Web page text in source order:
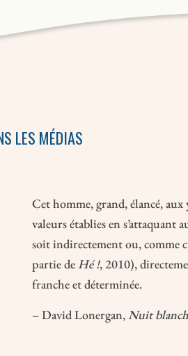
LES MÉDIAS
Cet homme, grand, élancé, aux
valeurs établies en s’attaquant
soit indirectement ou, comme
partie deHé !, 2010),
franche et déterminée.
– David Lonergan, Nuit